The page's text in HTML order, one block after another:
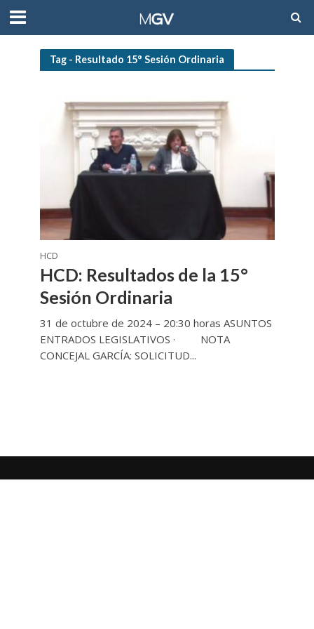
Tag - Resultado 15° Sesión Ordinaria
HCD
HCD: Resultados de la 15°
Sesión Ordinaria
31 de octubre de 2024 – 20:30 horas ASUNTOS
ENTRADOS LEGISLATIVOS · NOTA
CONCEJAL GARCÍA: SOLICITUD...